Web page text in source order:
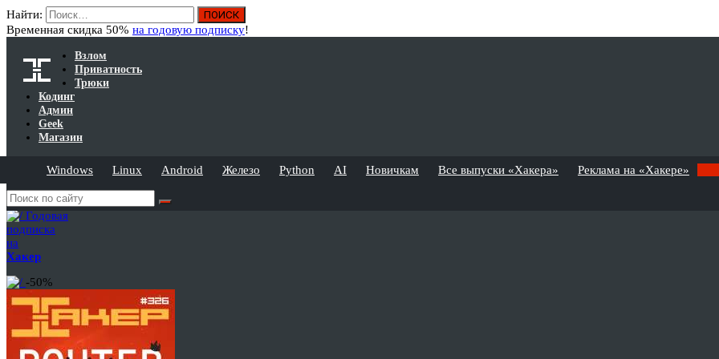
Найти:
Временная скидка 50% на годовую подписку!
Взлом
Приватность
Трюки
Кодинг
Админ
Geek
Магазин
Windows Linux Android Железо Python AI Новичкам Все выпуски «Хакера» Реклама на «Хакере»
Годовая
подписка
на
Хакер
-50%